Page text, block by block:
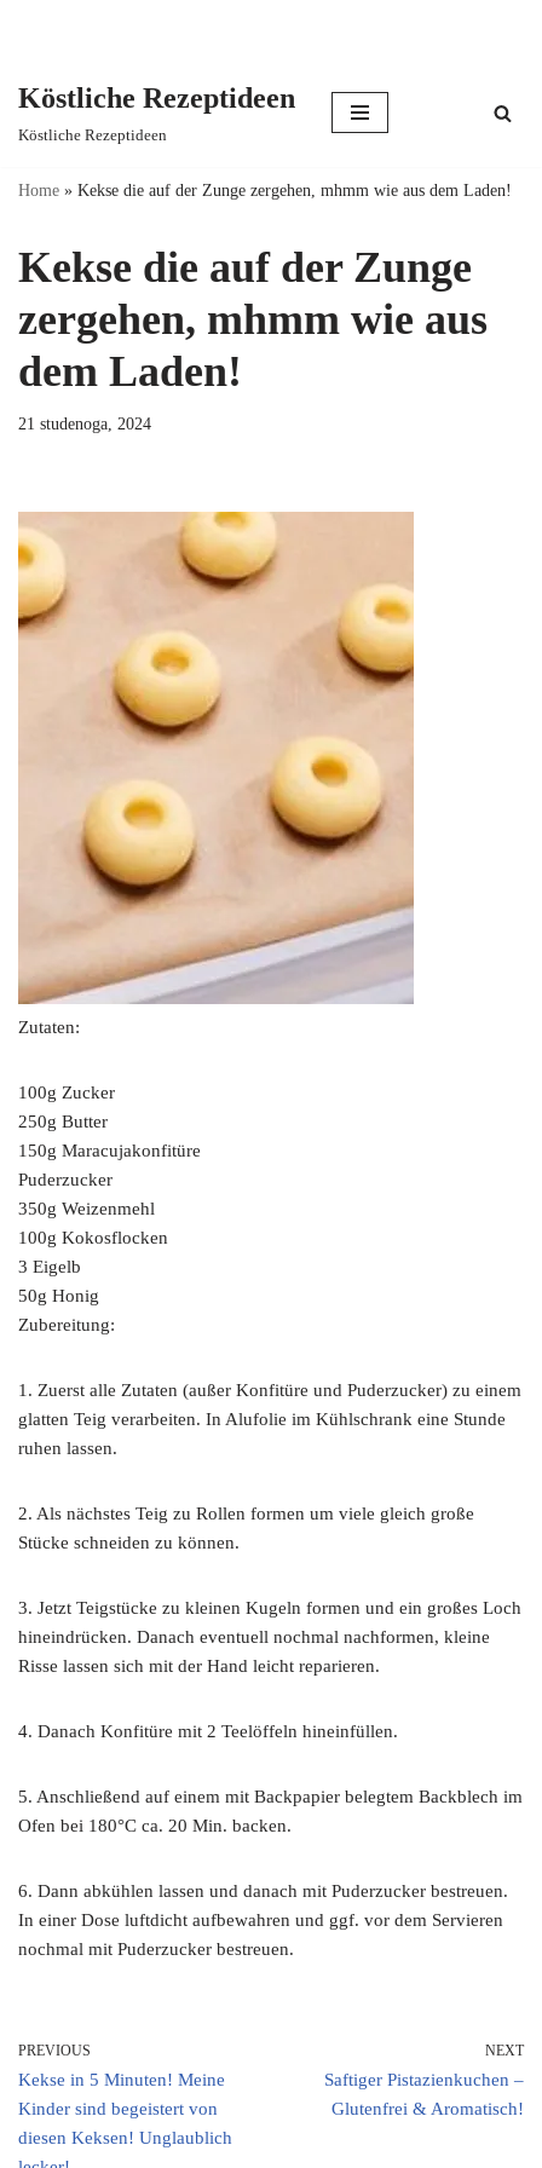
content
Köstliche Rezeptideen
Köstliche Rezeptideen
Home » Kekse die auf der Zunge zergehen, mhmm wie aus dem Laden!
Kekse die auf der Zunge
zergehen, mhmm wie aus
dem Laden!
21 studenoga, 2024
Zutaten:
100g Zucker
250g Butter
150g Maracujakonfitüre
Puderzucker
350g Weizenmehl
100g Kokosflocken
3 Eigelb
50g Honig
Zubereitung:
1. Zuerst alle Zutaten (außer Konfitüre und Puderzucker) zu einem
glatten Teig verarbeiten. In Alufolie im Kühlschrank eine Stunde
ruhen lassen.
2. Als nächstes Teig zu Rollen formen um viele gleich große
Stücke schneiden zu können.
3. Jetzt Teigstücke zu kleinen Kugeln formen und ein großes Loch
hineindrücken. Danach eventuell nochmal nachformen, kleine
Risse lassen sich mit der Hand leicht reparieren.
4. Danach Konfitüre mit 2 Teelöffeln hineinfüllen.
5. Anschließend auf einem mit Backpapier belegtem Backblech im
Ofen bei 180°C ca. 20 Min. backen.
6. Dann abkühlen lassen und danach mit Puderzucker bestreuen.
In einer Dose luftdicht aufbewahren und ggf. vor dem Servieren
nochmal mit Puderzucker bestreuen.
PREVIOUS
Kekse in 5 Minuten! Meine
Kinder sind begeistert von
diesen Keksen! Unglaublich
NEXT
Saftiger Pistazienkuchen –
Glutenfrei & Aromatisch!